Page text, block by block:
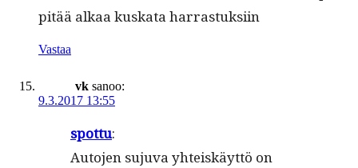
pitää alkaa kuska­ta harrastuksiin
Vastaa
vk sanoo:
9.3.2017 13:55
spot­tu:
Auto­jen suju­va yhteiskäyt­tö on